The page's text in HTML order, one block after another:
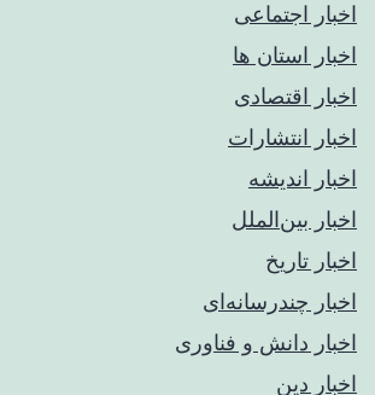
اخبار اجتماعی
اخبار استان ها
اخبار اقتصادی
اخبار انتشارات
اخبار اندیشه
اخبار بین‌الملل
اخبار تاریخ
اخبار چندرسانه‌ای
اخبار دانش و فناوری
اخبار دین